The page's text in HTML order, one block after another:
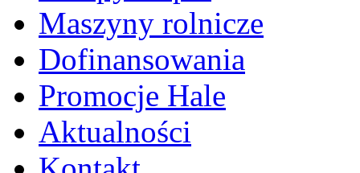
Maszyny rolnicze
Dofinansowania
Promocje Hale
Aktualności